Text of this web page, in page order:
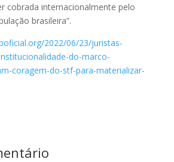
cobrada internacionalmente pelo
brasileira”.
2022/06/23/juristas-
do-marco-
coragem-do-stf-para-materializar-